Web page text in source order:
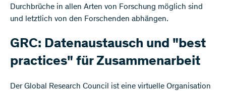
Durchbrüche in allen Arten von Forschung möglich sind
und letztlich von den Forschenden abhängen.
GRC: Datenaustausch und "best
practices" für Zusammenarbeit
Der Global Research Council ist eine virtuelle Organisation